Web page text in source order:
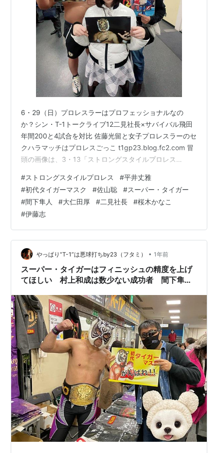
6・29（日）プロレスラーはプロフェッショナルなの
か？シン・T-1トークライブ12二見社長×サバイバル飛田
年間200と4試合を対比 佐藤光留と女子プロレスラーのセ
クハラマッチはプロレスごっこ t1gp23.blog.fc2.com 冒
頭の画像は、3・13「ストロングスタイルプロレス
段左から間下隼人選手と二見。 今回の主な内容。 5月31
日、弟の伊藤志（旧姓 二見志）が亡くなってから丸5年
経った。 3・13「ストロングスタイルプロレスVol.33」
を桜木かなこさんと観戦。 6・20（木）「ストロングス
タイルプロレスVol.34 旗揚げ2…
#ストロングスタイルプロレス #平井丈雅
#初代タイガーマスク #佐山聡 #スーパー・タイガー
#間下隼人 #大仁田厚 #二見社長 #桜木かなこ
#伊藤志
やっぱり“T-1”は悪球打ちby23（フタミ） • 1年前
スーパー・タイガーはフィニッシュの精度を上げ
てほしい 村上和成は数少ない成功者 間下隼人
はマスコミが追及するべき